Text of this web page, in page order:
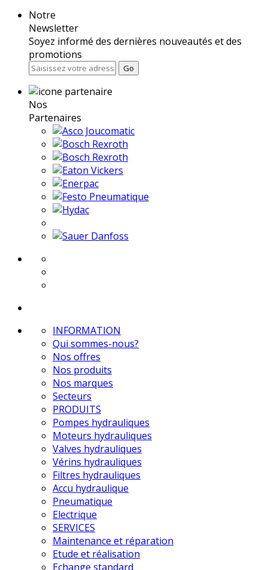
Notre
Newsletter
Soyez informé des dernières nouveautés et des
promotions
Go
Nos
Partenaires
INFORMATION
Qui sommes-nous?
Nos offres
Nos produits
Nos marques
Secteurs
PRODUITS
Pompes hydrauliques
Moteurs hydrauliques
Valves hydrauliques
Vérins hydrauliques
Filtres hydrauliques
Accu hydraulique
Pneumatique
Electrique
SERVICES
Maintenance et réparation
Etude et réalisation
Echange standard